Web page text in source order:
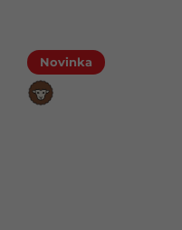
Novinka
Merino
vlna